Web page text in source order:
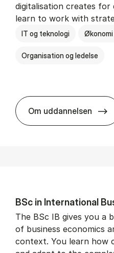
digitalisation creates for
learn to work with
IT og teknologi
Organisation og ledelse
Om uddannelsen
BSc in
BSc in In­ter­na­tion­al
The BSc IB gives you a
of business economics
context. You learn how